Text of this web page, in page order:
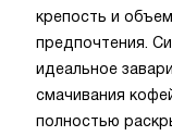
крепость и
предпочтения.
идеальное
смачивания
полностью